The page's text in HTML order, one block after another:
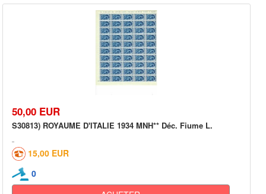
50,00 EUR
S30813) ROYAUME D'ITALIE 1934 MNH** Déc. Fiume L.
15,00 EUR
0